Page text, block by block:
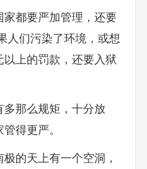
都要严加管理，还要
人们污染了环境，或想
上的罚款，还要入狱
那么规矩，十分放
得更严。
的天上有一个空洞，